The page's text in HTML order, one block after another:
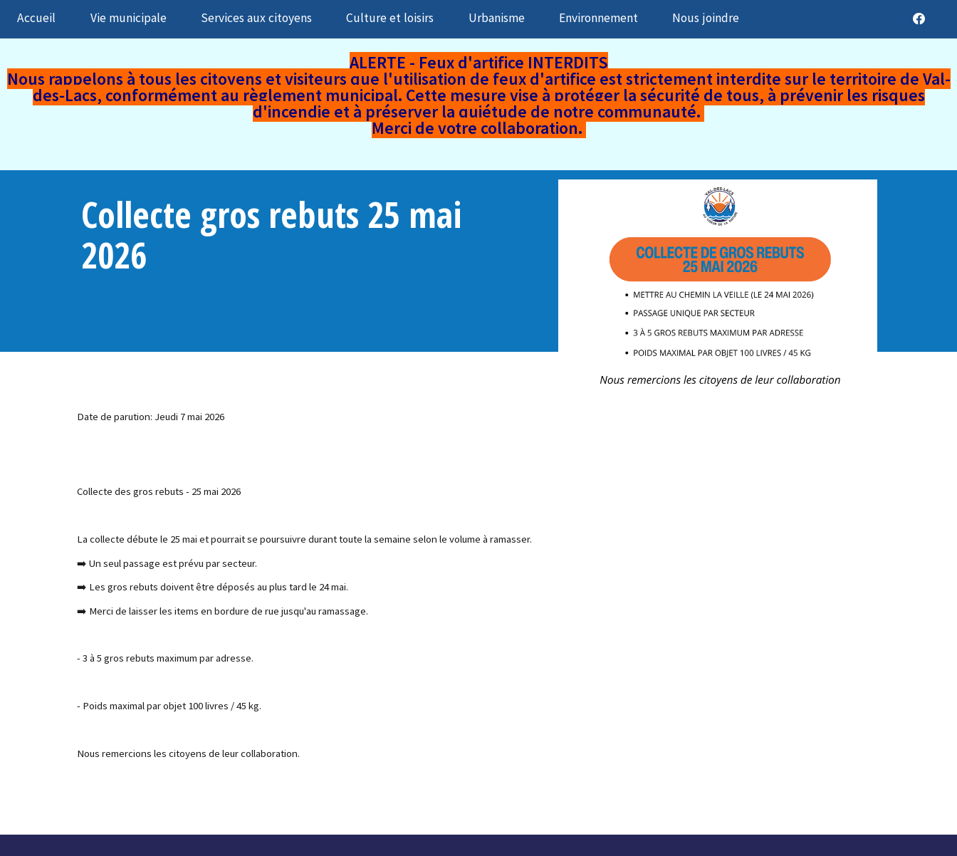
Accueil Vie municipale Services aux citoyens Culture et loisirs Urbanisme Environnement Nous joindre
ALERTE - Feux d'artifice INTERDITS
Nous rappelons à tous les citoyens et visiteurs que l'utilisation de feux d'artifice est strictement interdite sur le territoire de Val-
des-Lacs, conformément au règlement municipal. Cette mesure vise à protéger la sécurité de tous, à prévenir les risques
d'incendie et à préserver la quiétude de notre communauté.
Merci de votre collaboration.
Collecte gros rebuts 25 mai
2026
Date de parution: Jeudi 7 mai 2026
Collecte des gros rebuts - 25 mai 2026
La collecte débute le 25 mai et pourrait se poursuivre durant toute la semaine selon le volume à ramasser.
➡️ Un seul passage est prévu par secteur.
➡️ Les gros rebuts doivent être déposés au plus tard le 24 mai.
➡️ Merci de laisser les items en bordure de rue jusqu'au ramassage.
- 3 à 5 gros rebuts maximum par adresse.
- Poids maximal par objet 100 livres / 45 kg.
Nous remercions les citoyens de leur collaboration.